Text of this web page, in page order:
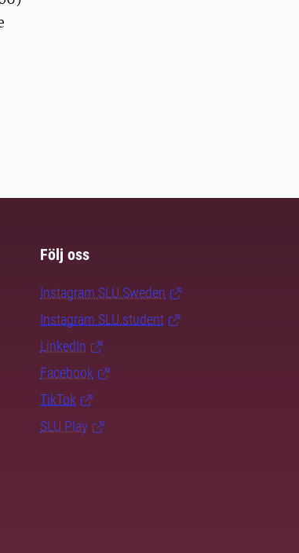
Följ oss
Instagram SLU.Sweden
Instagram SLU.student
LinkedIn
Facebook
TikTok
SLU Play